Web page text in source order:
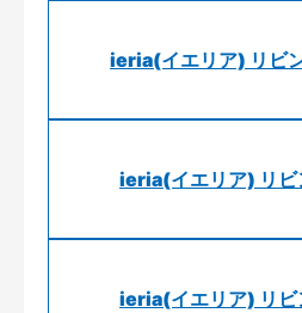
ieria(イエリア) リビ
ieria(イエリア) リビ
ieria(イエリア) リビ